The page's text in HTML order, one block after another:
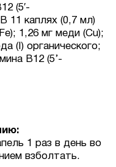
(5′-
11 каплях (0,7 мл)
1,26 мг меди (Cu);
(I) органического;
В12 (5’-
1 раз в день во
взболтать.